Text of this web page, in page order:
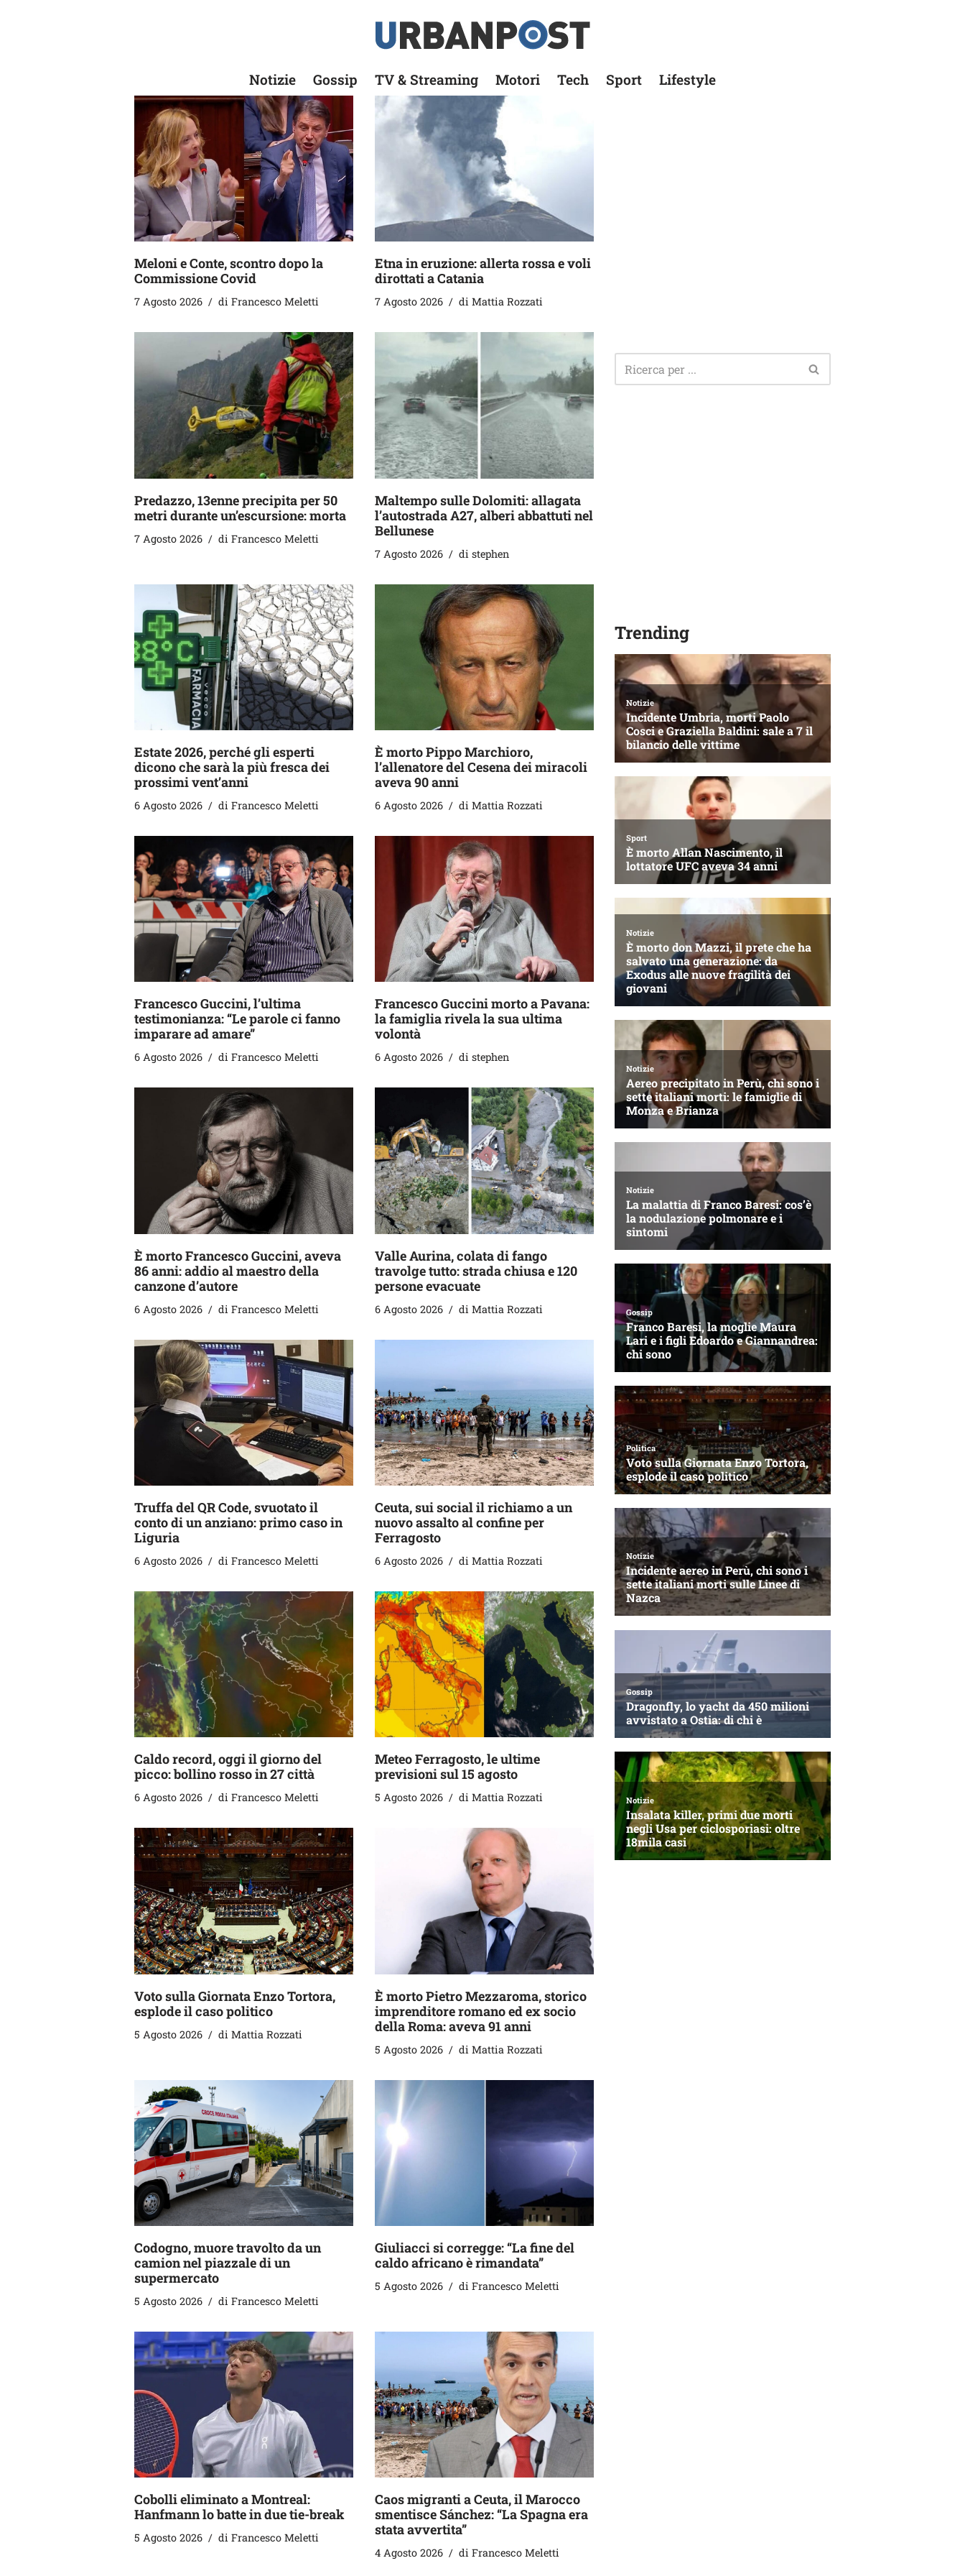
Notizie Gossip TV & Streaming Motori Tech Sport Lifestyle
Meloni e Conte, scontro dopo la
Commissione Covid
7 Agosto 2026 di Francesco Meletti
Etna in eruzione: allerta rossa e voli
dirottati a Catania
7 Agosto 2026 di Mattia Rozzati
Predazzo, 13enne precipita per 50
metri durante un’escursione: morta
7 Agosto 2026 di Francesco Meletti
Maltempo sulle Dolomiti: allagata
l’autostrada A27, alberi abbattuti nel
Bellunese
7 Agosto 2026 di stephen
Estate 2026, perché gli esperti
dicono che sarà la più fresca dei
prossimi vent’anni
6 Agosto 2026 di Francesco Meletti
È morto Pippo Marchioro,
l’allenatore del Cesena dei miracoli
aveva 90 anni
6 Agosto 2026 di Mattia Rozzati
Francesco Guccini, l’ultima
testimonianza: “Le parole ci fanno
imparare ad amare”
6 Agosto 2026 di Francesco Meletti
Francesco Guccini morto a Pavana:
la famiglia rivela la sua ultima
volontà
6 Agosto 2026 di stephen
È morto Francesco Guccini, aveva
86 anni: addio al maestro della
canzone d’autore
6 Agosto 2026 di Francesco Meletti
Valle Aurina, colata di fango
travolge tutto: strada chiusa e 120
persone evacuate
6 Agosto 2026 di Mattia Rozzati
Truffa del QR Code, svuotato il
conto di un anziano: primo caso in
Liguria
6 Agosto 2026 di Francesco Meletti
Ceuta, sui social il richiamo a un
nuovo assalto al confine per
Ferragosto
6 Agosto 2026 di Mattia Rozzati
Caldo record, oggi il giorno del
picco: bollino rosso in 27 città
6 Agosto 2026 di Francesco Meletti
Meteo Ferragosto, le ultime
previsioni sul 15 agosto
5 Agosto 2026 di Mattia Rozzati
Voto sulla Giornata Enzo Tortora,
esplode il caso politico
5 Agosto 2026 di Mattia Rozzati
È morto Pietro Mezzaroma, storico
imprenditore romano ed ex socio
della Roma: aveva 91 anni
5 Agosto 2026 di Mattia Rozzati
Codogno, muore travolto da un
camion nel piazzale di un
supermercato
5 Agosto 2026 di Francesco Meletti
Giuliacci si corregge: “La fine del
caldo africano è rimandata”
5 Agosto 2026 di Francesco Meletti
Cobolli eliminato a Montreal:
Hanfmann lo batte in due tie-break
5 Agosto 2026 di Francesco Meletti
Caos migranti a Ceuta, il Marocco
smentisce Sánchez: “La Spagna era
stata avvertita”
4 Agosto 2026 di Francesco Meletti
Trending